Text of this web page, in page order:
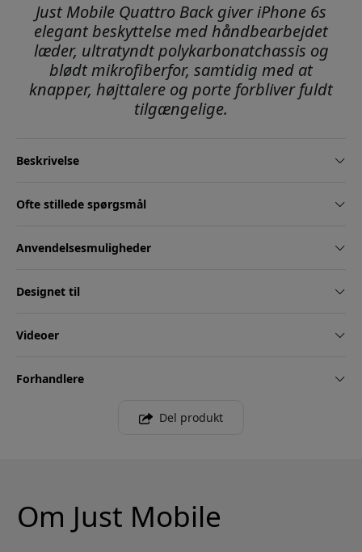
Just Mobile Quattro Back giver iPhone 6s
elegant beskyttelse med håndbearbejdet
læder, ultratyndt polykarbonatchassis og
blødt mikrofiberfor, samtidig med at
knapper, højttalere og porte forbliver fuldt
tilgængelige.
Beskrivelse
Ofte stillede spørgsmål
Anvendelsesmuligheder
Designet til
Videoer
Forhandlere
Del produkt
Om Just Mobile